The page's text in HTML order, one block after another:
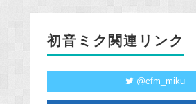
初音ミク関連リンク
@cfm_miku